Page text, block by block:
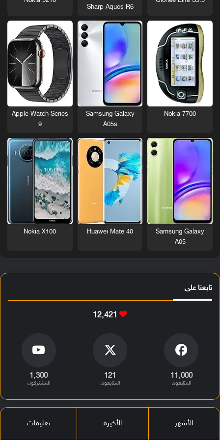
Sharp Aquos R6
Nokia 7700
Samsung Galaxy
A05s
Apple Watch Series
9
Samsung Galaxy
A05
Huawei Mate 40
Nokia X100
تابعنا على
12٬421
11٬000
المتابعون
121
المتابعون
1٬300
المشتركون
الأشهر الأخيرة تعليقات